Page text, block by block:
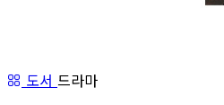
도서 드라마